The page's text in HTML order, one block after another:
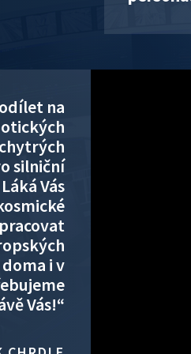
na
silniční
Vás
i v
Vás!“